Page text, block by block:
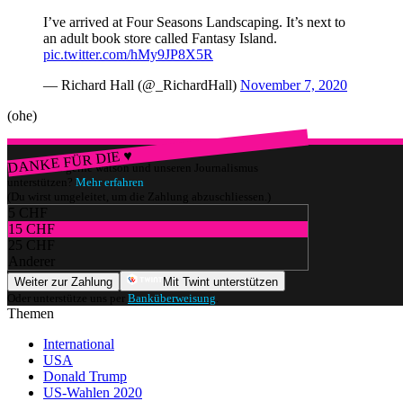
I’ve arrived at Four Seasons Landscaping. It’s next to
an adult book store called Fantasy Island.
pic.twitter.com/hMy9JP8X5R
— Richard Hall (@_RichardHall) November 7, 2020
(ohe)
DANKE FÜR DIE ♥
Würdest du gerne watson und unseren Journalismus
unterstützen? Mehr erfahren
(Du wirst umgeleitet, um die Zahlung abzuschliessen.)
5 CHF
15 CHF
25 CHF
Anderer
Weiter zur Zahlung
Mit Twint unterstützen
Oder unterstütze uns per Banküberweisung
Themen
International
USA
Donald Trump
US-Wahlen 2020